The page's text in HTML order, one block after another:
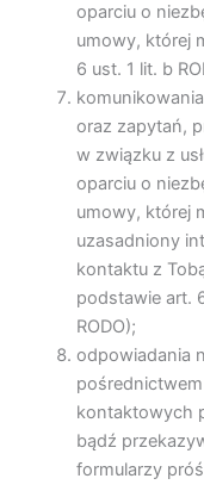
oparciu o
umowy, której
6 ust. 1 lit. b
oraz zapytań,
w związku z
oparciu o
umowy, której
uzasadniony
kontaktu z
podstawie art.
RODO);
odpowiadania
kontaktowych
bądź
formularzy